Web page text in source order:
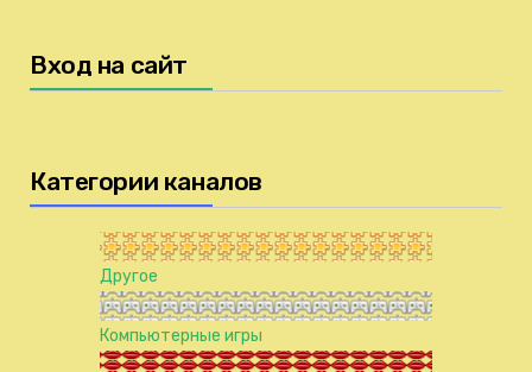
Вход на сайт
Категории каналов
Другое
Компьютерные игры